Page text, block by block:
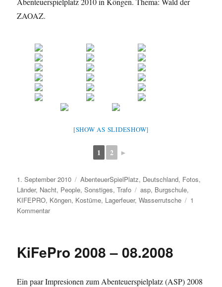
ZAOAZ.
[SHOW AS SLIDESHOW]
1 2 ►
Veröffentlicht
am
1. September 2010 Kategorien
AbenteuerSpielPlatz, Deutschland, Fotos,
Länder, Nacht, People,Sonstiges,Trafo Schlagwörter
asp, Burgschule,
KIFEPRO, Köngen, Kostüme, Lagerfeuer,Wasserrutsche
1
Kommentarzu
Wald
KiFePro 2008 – 08.2008
Ein paar Impresionen zum Abenteuerspielplatz (ASP) 2008